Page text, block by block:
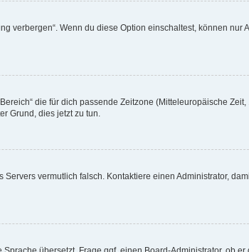
verbergen“. Wenn du diese Option einschaltest, können nur
die für dich passende Zeitzone (Mitteleuropäische Zeit,
Grund, dies jetzt zu tun.
vermutlich falsch. Kontaktiere einen Administrator,